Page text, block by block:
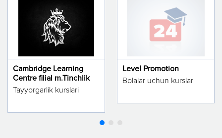
Cambridge Learning
Centre filial m.Tinchlik
Tayyorgarlik kurslari
Level Promotion
Bolalar uchun kurslar